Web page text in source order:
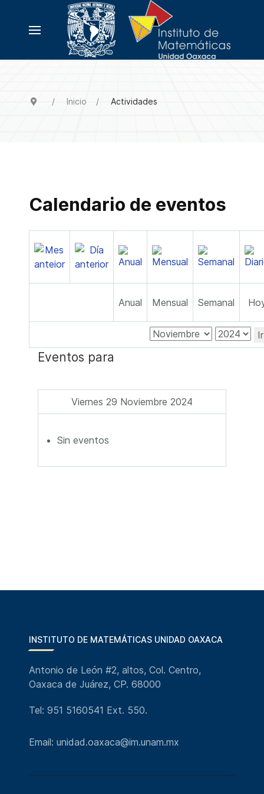
Inicio Actividades
Calendario de eventos
Anual Mensual Semanal
Eventos para
Viernes 29 Noviembre 2024
Sin eventos
INSTITUTO DE MATEMÁTICAS UNIDAD OAXACA
Antonio de León #2, altos, Col. Centro,
Oaxaca de Juárez, CP. 68000
Tel: 951 5160541 Ext. 550.
Email: unidad.oaxaca@im.unam.mx